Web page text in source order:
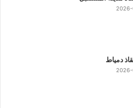
2026-
دمياط
2026-